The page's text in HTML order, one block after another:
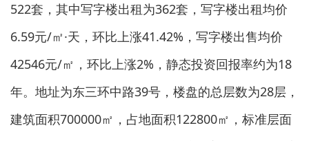
522套，其中写字楼出租为362套，写字楼出租均价
6.59元/㎡·天，环比上涨41.42%，写字楼出售均价
42546元/㎡，环比上涨2%，静态投资回报率约为18
年。地址为东三环中路39号，楼盘的总层数为28层，
建筑面积700000㎡，占地面积122800㎡，标准层面